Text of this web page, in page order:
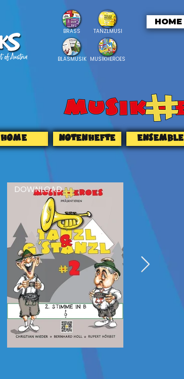
BRASS
BLASMUSIK
TANZLMUSI
MUSIKHEROES
HOME
HOME NOTENHEFTE ENSEMBLE
DOWNLOAD